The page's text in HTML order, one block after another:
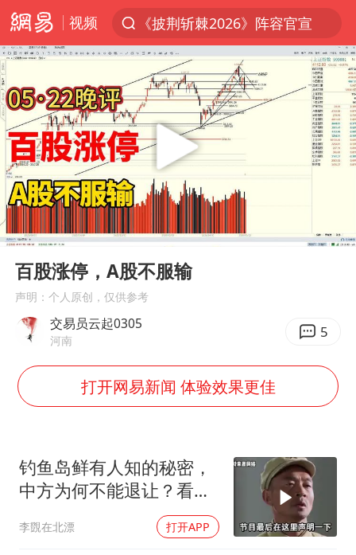
视频
《披荆斩棘2026》阵容官宣
夏日经济乘热而上 消费市场向新而行
见到女儿瞬间父亲眼里有了光
刘嘉玲晒与周星驰合照
央视新主播李秋莹母校发文祝贺
上海全力守护市民“菜篮子”
猫咪过火把节被抹成黑猫
云南一男子胃中取出180颗铁钉
曹颖儿子首次演长剧
“开学三件套”全线暴涨
Play
00:00
百股涨停，A股不服输
声明：个人原创，仅供参考
交易员云起0305
河南 5
打开网易新闻 体验效果更佳
钓鱼岛鲜有人知的秘密，
中方为何不能退让？看完
李覴在北漂 打开APP